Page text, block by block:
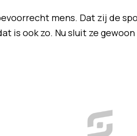
mens. Dat zij de
is ook zo. Nu sluit ze